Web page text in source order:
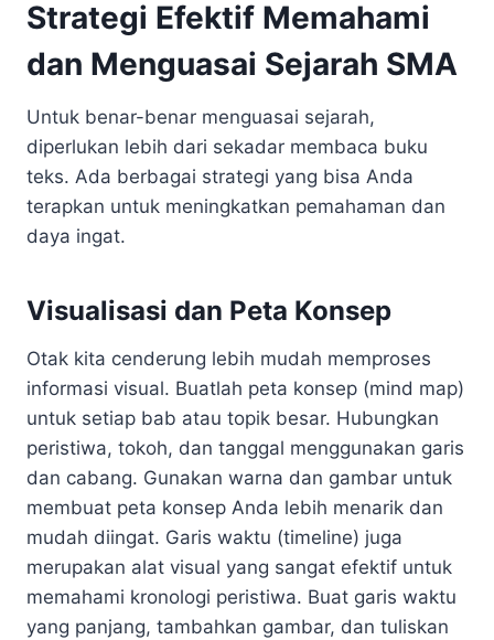
Strategi Efektif Memahami
dan Menguasai Sejarah SMA
Untuk benar-benar menguasai sejarah,
diperlukan lebih dari sekadar membaca buku
teks. Ada berbagai strategi yang bisa Anda
terapkan untuk meningkatkan pemahaman dan
daya ingat.
Visualisasi dan Peta Konsep
Otak kita cenderung lebih mudah memproses
informasi visual. Buatlah peta konsep (mind map)
untuk setiap bab atau topik besar. Hubungkan
peristiwa, tokoh, dan tanggal menggunakan garis
dan cabang. Gunakan warna dan gambar untuk
membuat peta konsep Anda lebih menarik dan
mudah diingat. Garis waktu (timeline) juga
merupakan alat visual yang sangat efektif untuk
memahami kronologi peristiwa. Buat garis waktu
yang panjang, tambahkan gambar, dan tuliskan